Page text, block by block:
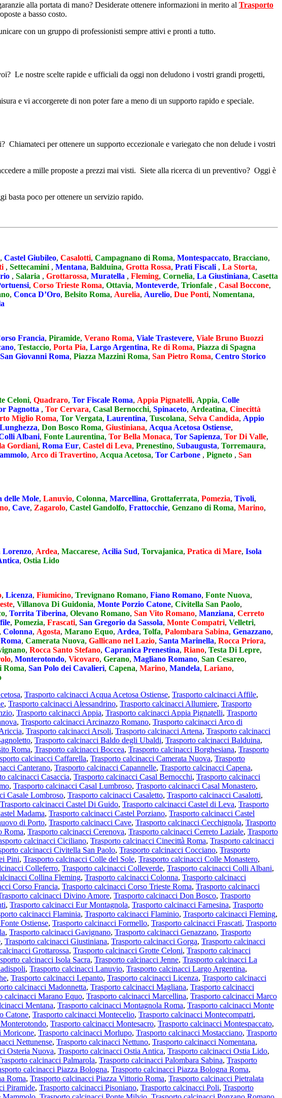
alla portata di mano? Desiderate ottenere informazioni in merito al Trasporto
a basso costo.
con un gruppo di professionisti sempre attivi e pronti a tutto.
Le nostre scelte rapide e ufficiali da oggi non deludono i vostri grandi progetti,
e vi accorgerete di non poter fare a meno di un supporto rapido e speciale.
per ottenere un supporto eccezionale e variegato che non delude i vostri
a mille proposte a prezzi mai visti. Siete alla ricerca di un preventivo? Oggi è
basta poco per ottenere un servizio rapido.
, Castel Giubileo, Casalotti, Campagnano di Roma, Montespaccato, Bracciano,
, Settecamini , Mentana, Balduina, Grotta Rossa, Prati Fiscali , La Storta,
, Salaria , Grottarossa, Muratella , Fleming, Cornelia, La Giustiniana, Casetta
, Corso Trieste Roma, Ottavia, Monteverde, Trionfale , Casal Boccone,
, Conca D’Oro, Belsito Roma, Aurelia, Aurelio, Due Ponti, Nomentana,
Francia, Piramide, Verano Roma, Viale Trastevere, Viale Bruno Buozzi
, Testaccio, Porta Pia, Largo Argentina, Re di Roma, Piazza di Spagna
San Giovanni Roma, Piazza Mazzini Roma, San Pietro Roma, Centro Storico
Celoni, Quadraro, Tor Fiscale Roma, Appia Pignatelli, Appia, Colle
Pagnotta , Tor Cervara, Casal Bernocchi, Spinaceto, Ardeatina, Cinecittà
Miglio Roma, Tor Vergata, Laurentina, Tuscolana, Selva Candida, Appio
Lunghezza, Don Bosco Roma, Giustiniana, Acqua Acetosa Ostiense,
Albani, Fonte Laurentina, Tor Bella Monaca, Tor Sapienza, Tor Di Valle,
Gordiani, Roma Eur, Castel di Leva, Prenestino, Subaugusta, Torremaura,
, Arco di Travertino, Acqua Acetosa, Tor Carbone , Pigneto , San
delle Mole, Lanuvio, Colonna, Marcellina, Grottaferrata, Pomezia, Tivoli,
, Cave, Zagarolo, Castel Gandolfo, Frattocchie, Genzano di Roma, Marino,
Lorenzo, Ardea, Maccarese, Acilia Sud, Torvajanica, Pratica di Mare, Isola
, Ostia Lido
, Licenza, Fiumicino, Trevignano Romano, Fiano Romano, Fonte Nuova,
, Villanova Di Guidonia, Monte Porzio Catone, Civitella San Paolo,
, Torrita Tiberina, Olevano Romano, San Vito Romano, Manziana, Cerreto
, Pomezia, Frascati, San Gregorio da Sassola, Monte Compatri, Velletri,
, Colonna, Agosta, Marano Equo, Ardea, Tolfa, Palombara Sabina, Genazzano,
, Camerata Nuova, Gallicano nel Lazio, Santa Marinella, Rocca Priora,
, Rocca Santo Stefano, Capranica Prenestina, Riano, Testa Di Lepre,
, Monterotondo, Vicovaro, Gerano, Magliano Romano, San Cesareo,
Roma, San Polo dei Cavalieri, Capena, Marino, Mandela, Lariano,
, Trasporto calcinacci Acqua Acetosa Ostiense, Trasporto calcinacci Affile,
, Trasporto calcinacci Alessandrino, Trasporto calcinacci Allumiere, Trasporto
, Trasporto calcinacci Appia, Trasporto calcinacci Appia Pignatelli, Trasporto
, Trasporto calcinacci Arcinazzo Romano, Trasporto calcinacci Arco di
, Trasporto calcinacci Arsoli, Trasporto calcinacci Artena, Trasporto calcinacci
, Trasporto calcinacci Baldo degli Ubaldi, Trasporto calcinacci Balduina,
Roma, Trasporto calcinacci Boccea, Trasporto calcinacci Borghesiana, Trasporto
calcinacci Caffarella, Trasporto calcinacci Camerata Nuova, Trasporto
Canterano, Trasporto calcinacci Capannelle, Trasporto calcinacci Capena,
calcinacci Casaccia, Trasporto calcinacci Casal Bernocchi, Trasporto calcinacci
, Trasporto calcinacci Casal Lumbroso, Trasporto calcinacci Casal Monastero,
Casale Lombroso, Trasporto calcinacci Casaletto, Trasporto calcinacci Casalotti,
Trasporto calcinacci Castel Di Guido, Trasporto calcinacci Castel di Leva, Trasporto
Madama, Trasporto calcinacci Castel Porziano, Trasporto calcinacci Castel
di Porto, Trasporto calcinacci Cave, Trasporto calcinacci Cecchignola, Trasporto
Roma, Trasporto calcinacci Cerenova, Trasporto calcinacci Cerreto Laziale, Trasporto
calcinacci Ciciliano, Trasporto calcinacci Cinecittà Roma, Trasporto calcinacci
calcinacci Civitella San Paolo, Trasporto calcinacci Cocciano, Trasporto
Pini, Trasporto calcinacci Colle del Sole, Trasporto calcinacci Colle Monastero,
Colleferro, Trasporto calcinacci Colleverde, Trasporto calcinacci Colli Albani,
Collina Fleming, Trasporto calcinacci Colonna, Trasporto calcinacci
Corso Francia, Trasporto calcinacci Corso Trieste Roma, Trasporto calcinacci
calcinacci Divino Amore, Trasporto calcinacci Don Bosco, Trasporto
, Trasporto calcinacci Eur Montagnola, Trasporto calcinacci Farnesina, Trasporto
calcinacci Flaminia, Trasporto calcinacci Flaminio, Trasporto calcinacci Fleming,
Ostiense, Trasporto calcinacci Formello, Trasporto calcinacci Frascati, Trasporto
, Trasporto calcinacci Gavignano, Trasporto calcinacci Genazzano, Trasporto
, Trasporto calcinacci Giustiniana, Trasporto calcinacci Gorga, Trasporto calcinacci
Grottarossa, Trasporto calcinacci Grotte Celoni, Trasporto calcinacci
calcinacci Isola Sacra, Trasporto calcinacci Jenne, Trasporto calcinacci La
, Trasporto calcinacci Lanuvio, Trasporto calcinacci Largo Argentina,
, Trasporto calcinacci Lepanto, Trasporto calcinacci Licenza, Trasporto calcinacci
calcinacci Madonnetta, Trasporto calcinacci Magliana, Trasporto calcinacci
calcinacci Marano Equo, Trasporto calcinacci Marcellina, Trasporto calcinacci Marco
Mentana, Trasporto calcinacci Montagnola Roma, Trasporto calcinacci Monte
Catone, Trasporto calcinacci Montecelio, Trasporto calcinacci Montecompatri,
, Trasporto calcinacci Montesacro, Trasporto calcinacci Montespaccato,
Moricone, Trasporto calcinacci Morlupo, Trasporto calcinacci Mostacciano, Trasporto
Nettunense, Trasporto calcinacci Nettuno, Trasporto calcinacci Nomentana,
Osteria Nuova, Trasporto calcinacci Ostia Antica, Trasporto calcinacci Ostia Lido,
calcinacci Palmarola, Trasporto calcinacci Palombara Sabina, Trasporto
calcinacci Piazza Bologna, Trasporto calcinacci Piazza Bologna Roma,
Roma, Trasporto calcinacci Piazza Vittorio Roma, Trasporto calcinacci Pietralata
Piramide, Trasporto calcinacci Pisoniano, Trasporto calcinacci Poli, Trasporto